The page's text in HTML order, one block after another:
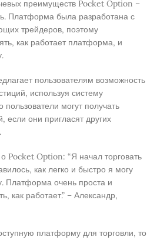
преимуществ Pocket Option –
Платформа была разработана с
трейдеров, поэтому
как работает платформа, и
пользователям возможность
используя систему
могут получать
если они пригласят других
Pocket Option: “Я начал торговать
как легко и быстро я могу
Платформа очень проста и
как работает.” – Александр,
платформу для торговли, то